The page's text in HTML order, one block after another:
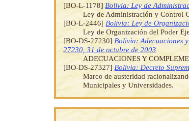
[BO-L-1178] Bolivia: Ley de
Ley de Administración y Control
[BO-L-2446] Bolivia: Ley de
Ley de Organización del Poder
[BO-DS-27230]Bolivia: Adecuaciones
27230, 31 de octubre de 2003
ADECUACIONES Y
[BO-DS-27327] Bolivia: Decreto
Marco de austeridad
Municipales y Universidades.